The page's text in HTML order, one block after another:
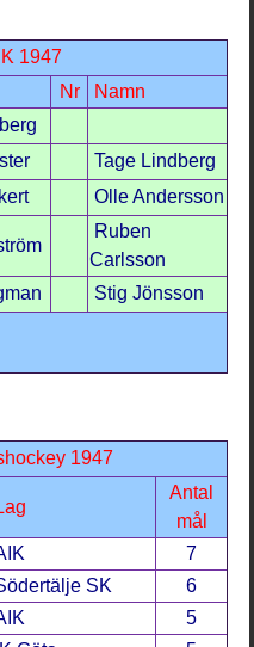
1947
Nr
Namn
Tage Lindberg
Olle Andersson
Ruben
Carlsson
Stig Jönsson
1947
Antal
mål
7
SK 6
5